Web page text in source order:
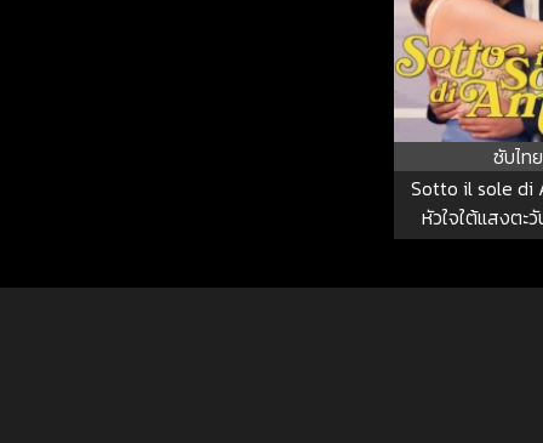
ซับไทย
Sotto il sole di
หัวใจใต้แสงตะ